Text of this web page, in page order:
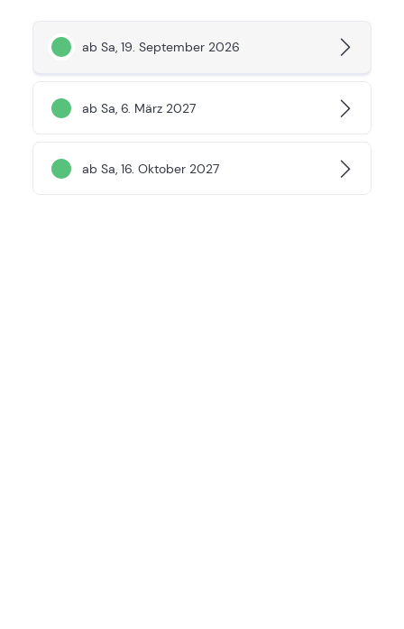
ab Sa, 19. September 2026
ab Sa, 6. März 2027
ab Sa, 16. Oktober 2027